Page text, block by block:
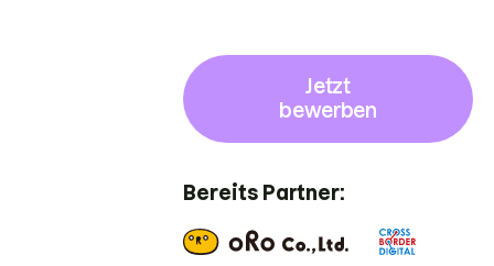
Jetzt
bewerben
Bereits Partner: